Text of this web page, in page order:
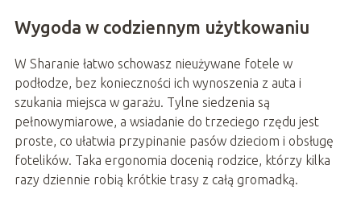
Wygoda w codziennym użytkowaniu
W Sharanie łatwo schowasz nieużywane fotele w
podłodze, bez konieczności ich wynoszenia z auta i
szukania miejsca w garażu. Tylne siedzenia są
pełnowymiarowe, a wsiadanie do trzeciego rzędu jest
proste, co ułatwia przypinanie pasów dzieciom i obsługę
fotelików. Taka ergonomia docenią rodzice, którzy kilka
razy dziennie robią krótkie trasy z całą gromadką.